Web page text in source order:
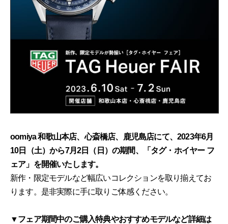
oomiya 和歌山本店、心斎橋店、鹿児島店にて、2023年6月
10日（土）から7月2日（日）の期間、「タグ・ホイヤー フ
ェア」を開催いたします。
新作・限定モデルなど幅広いコレクションを取り揃えてお
ります。是非実際に手に取りご体感ください。
▼フェア期間中のご購入特典やおすすめモデルなど詳細は